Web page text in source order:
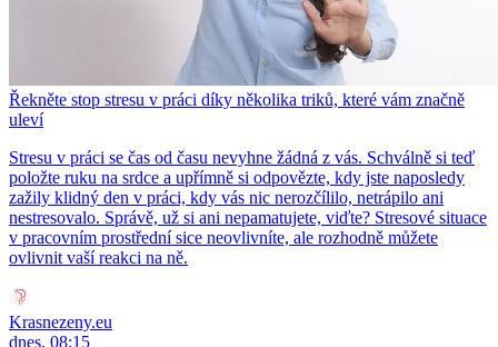
Řekněte stop stresu v práci díky několika triků, které vám značně
uleví
Stresu v práci se čas od času nevyhne žádná z vás. Schválně si teď
položte ruku na srdce a upřímně si odpovězte, kdy jste naposledy
zažily klidný den v práci, kdy vás nic nerozčílilo, netrápilo ani
nestresovalo. Správě, už si ani nepamatujete, viďte? Stresové situace
v pracovním prostřední sice neovlivníte, ale rozhodně můžete
ovlivnit vaší reakci na ně.
Krasnezeny.eu
dnes, 08:15